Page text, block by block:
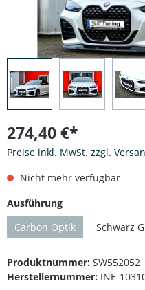
274,40 €*
Preise inkl. MwSt. zzgl.
Nicht mehr verfügbar
Ausführungauswählen
Carbon Optik(Diese Option ist zurzeit
Schwarz
Produktnummer: SW552052
Herstellernummer: INE-